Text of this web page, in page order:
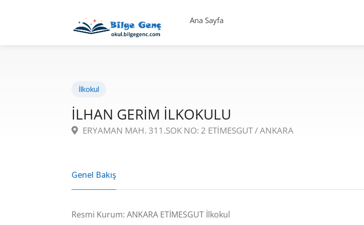
Ana Sayfa
İlkokul
İLHAN GERİM İLKOKULU
ERYAMAN MAH. 311.SOK NO: 2 ETİMESGUT / ANKARA
Genel Bakış
Resmi Kurum: ANKARA ETİMESGUT İlkokul